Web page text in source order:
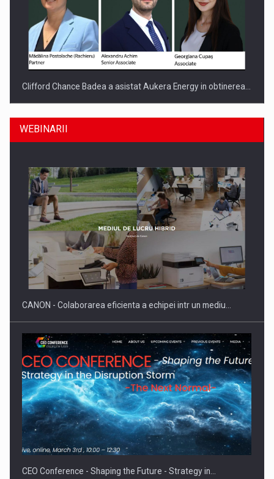
Clifford Chance Badea a asistat Aukera Energy in obtinerea…
SAPTE PERSONALITATI DIN MEDIUL DE AFACERI, ACADEMIC
SI INSTITUTIONAL…
Hard Enduro Piatra Craiului 2026, fueled by benzinariile RO…
WEBINARII
CANON - Colaborarea eficienta a echipei intr un mediu…
CEO Conference - Shaping the Future - Strategy in…